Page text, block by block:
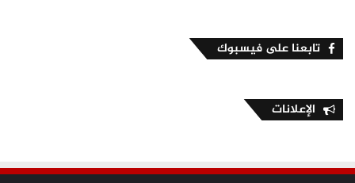
تابعنا على فيسبوك
الإعلانات